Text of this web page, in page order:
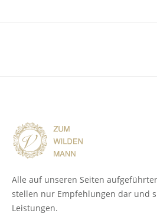
Alle auf unseren Seiten
stellen nur Empfehlungen dar und
Leistungen.